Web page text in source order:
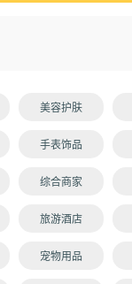
美容护肤
手表饰品
综合商家
旅游酒店
宠物用品